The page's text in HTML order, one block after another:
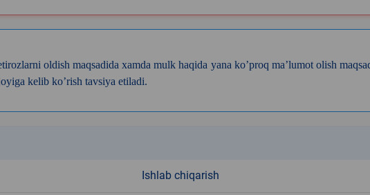
oldish maqsadida xamda mulk haqida yana ko’proq ma’lumot olish
kelib ko’rish tavsiya etiladi.
Ishlab chiqarish